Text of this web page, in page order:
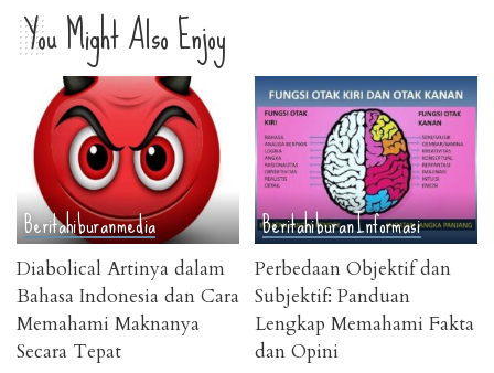
You Might Also Enjoy
Beritahiburanmedia
Diabolical Artinya dalam
Bahasa Indonesia dan Cara
Memahami Maknanya
Secara Tepat
BeritahiburanInformasi
Perbedaan Objektif dan
Subjektif: Panduan
Lengkap Memahami Fakta
dan Opini